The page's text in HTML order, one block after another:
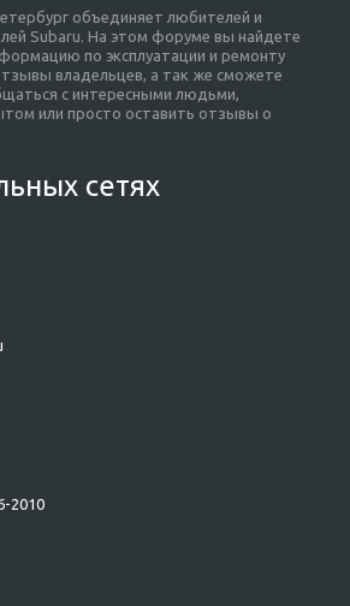
объединяет любителей и
Subaru. На этом форуме вы найдете
по эксплуатации и ремонту
владельцев, а так же сможете
с интересными людьми,
или просто оставить отзывы о
сетях
2010